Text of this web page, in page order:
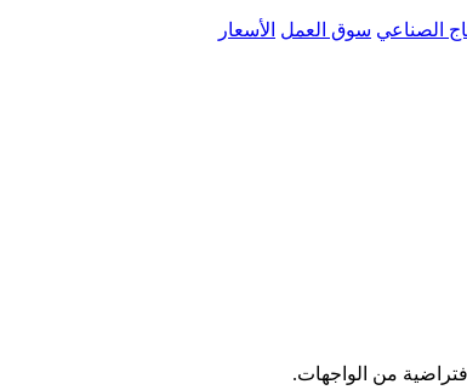
الصناعي سوق العمل الأسعار
من الواجهات.